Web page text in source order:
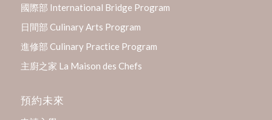
國際部 International Bridge Program
日間部 Culinary Arts Program
進修部 Culinary Practice Program
主廚之家 La Maison des Chefs
預約未來